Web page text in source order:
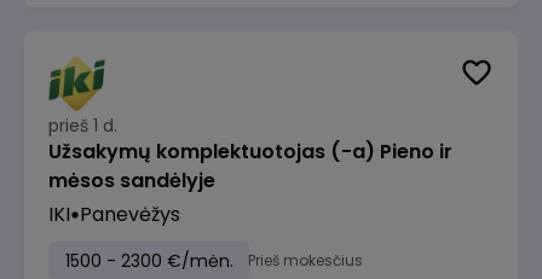
prieš 1 d.
Užsakymų komplektuotojas (-a) Pieno ir
mėsos sandėlyje
IKI Panevėžys
1500 - 2300 €/mėn. Prieš mokesčius